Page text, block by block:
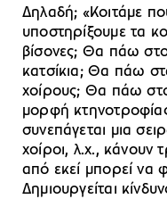
Δηλαδή; «Κοιτάμε
υποστηρίξουμε τα
βίσονες; Θα πάω
κατσίκια; Θα πάω
χοίρους; Θα πάω
μορφή
συνεπάγεται μια
χοίροι, λ.χ., κάνουν
από εκεί μπορεί να
Δημιουργείται